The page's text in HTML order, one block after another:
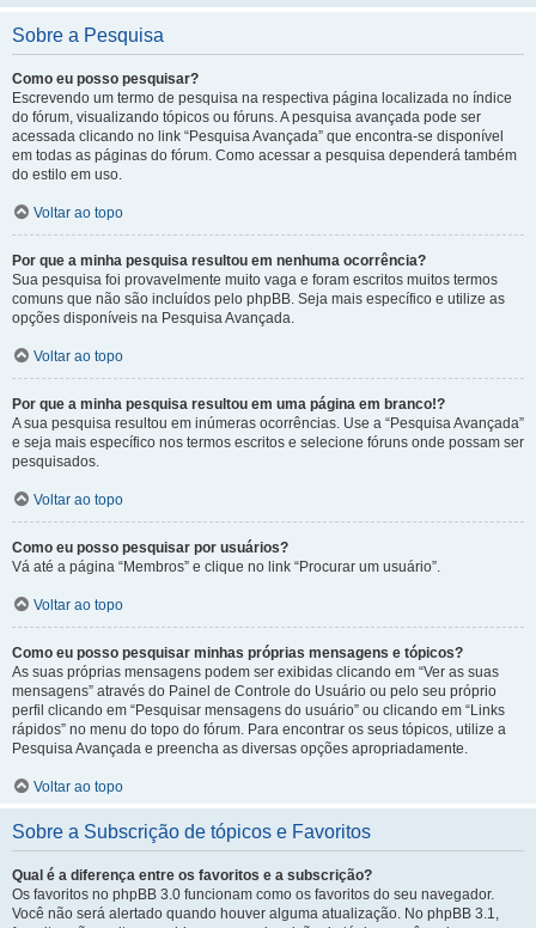
Sobre a Pesquisa
Como eu posso pesquisar?
Escrevendo um termo de pesquisa na respectiva página localizada no índice
do fórum, visualizando tópicos ou fóruns. A pesquisa avançada pode ser
acessada clicando no link “Pesquisa Avançada” que encontra-se disponível
em todas as páginas do fórum. Como acessar a pesquisa dependerá também
do estilo em uso.
Voltar ao topo
Por que a minha pesquisa resultou em nenhuma ocorrência?
Sua pesquisa foi provavelmente muito vaga e foram escritos muitos termos
comuns que não são incluídos pelo phpBB. Seja mais específico e utilize as
opções disponíveis na Pesquisa Avançada.
Voltar ao topo
Por que a minha pesquisa resultou em uma página em branco!?
A sua pesquisa resultou em inúmeras ocorrências. Use a “Pesquisa Avançada”
e seja mais específico nos termos escritos e selecione fóruns onde possam ser
pesquisados.
Voltar ao topo
Como eu posso pesquisar por usuários?
Vá até a página “Membros” e clique no link “Procurar um usuário”.
Voltar ao topo
Como eu posso pesquisar minhas próprias mensagens e tópicos?
As suas próprias mensagens podem ser exibidas clicando em “Ver as suas
mensagens” através do Painel de Controle do Usuário ou pelo seu próprio
perfil clicando em “Pesquisar mensagens do usuário” ou clicando em “Links
rápidos” no menu do topo do fórum. Para encontrar os seus tópicos, utilize a
Pesquisa Avançada e preencha as diversas opções apropriadamente.
Voltar ao topo
Sobre a Subscrição de tópicos e Favoritos
Qual é a diferença entre os favoritos e a subscrição?
Os favoritos no phpBB 3.0 funcionam como os favoritos do seu navegador.
Você não será alertado quando houver alguma atualização. No phpBB 3.1,